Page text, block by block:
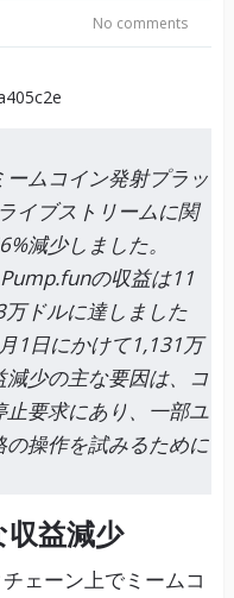
No comments
ムコイン発射プラッ
イブストリームに関
減少しました。
の収益は11
ドルに達しました
1日にかけて1,131万
減少の主な要因は、コ
要求にあり、一部ユ
操作を試みるために
益減少
ェーン上でミームコ